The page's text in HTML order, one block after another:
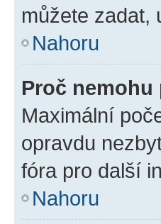
můžete zadat,
Nahoru
Proč
Maximální
opravdu
fóra pro další
Nahoru